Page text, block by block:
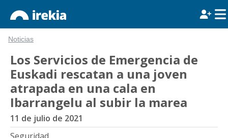
Noticias
Los Servicios de Emergencia de
Euskadi rescatan a una joven
atrapada en una cala en
Ibarrangelu al subir la marea
11 de julio de 2021